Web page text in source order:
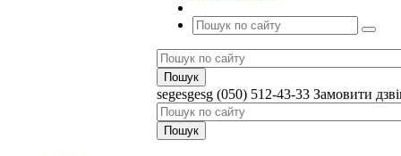
segesgesg (050) 512-43-33 Замовити